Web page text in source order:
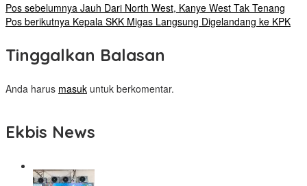
Pos sebelumnya Jauh Dari North West, Kanye West Tak Tenang
Pos berikutnya Kepala SKK Migas Langsung Digelandang ke KPK
Tinggalkan Balasan
Anda harus masuk untuk berkomentar.
Ekbis News